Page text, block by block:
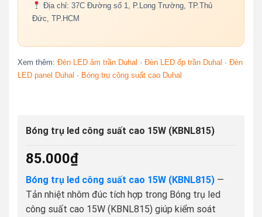
Địa chỉ: 37C Đường số 1, P.Long Trường, TP.Thủ
Đức, TP.HCM
Xem thêm: Đèn LED âm trần Duhal · Đèn LED ốp trần Duhal · Đèn
LED panel Duhal · Bóng trụ công suất cao Duhal
Bóng trụ led công suất cao 15W (KBNL815)
85.000₫
Bóng trụ led công suất cao 15W (KBNL815)—
Tản nhiệt nhôm đúc tích hợp trong Bóng trụ led
công suất cao 15W (KBNL815) giúp kiểm soát